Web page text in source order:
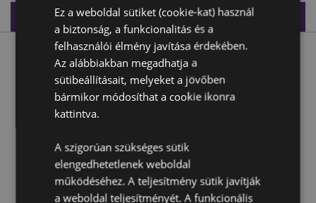
Termékleírás
Termékleírás
Display Kristálybarlang Sárkány Figurákhoz - Minivilág
Anyaga:Rézina
Elem mellékelve: Nem
Ez a weboldal sütiket (cookie-kat) használ
a biztonság, a funkcionalitás és a
felhasználói élmény javítása érdekében.
Az alábbiakban megadhatja a
sütibeállításait, melyeket a jövőben
bármikor módosíthat a cookie ikonra
kattintva.
A szigorúan szükséges sütik
elengedhetetlenek weboldal
működéséhez. A teljesítmény sütik javítják
a weboldal teljesítményét. A funkcionális